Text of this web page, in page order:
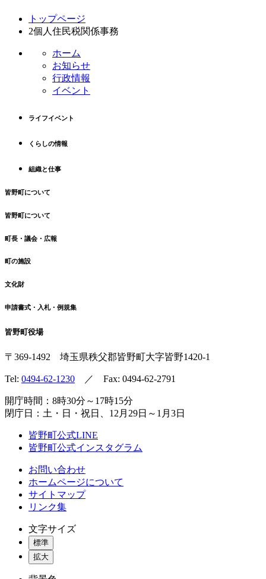
トップページ
2個人住民税関係事務
ホーム
お知らせ
行政情報
イベント
ライフイベント
くらしの情報
組織と仕事
皆野町について
皆野町について
町長・議会・広報
町の施設
文化財
申請書式・入札・例規集
皆野町役場
〒369-1492 埼玉県秩父郡皆野町大字皆野1420-1
Tel: 0494-62-1230 ／ Fax: 0494-62-2791
開庁時間：8時30分～17時15分
閉庁日：土・日・祝日、12月29日～1月3日
皆野町公式LINE
皆野町公式インスタグラム
お問い合わせ
ホームページについて
サイトマップ
リンク集
文字サイズ
標準
拡大